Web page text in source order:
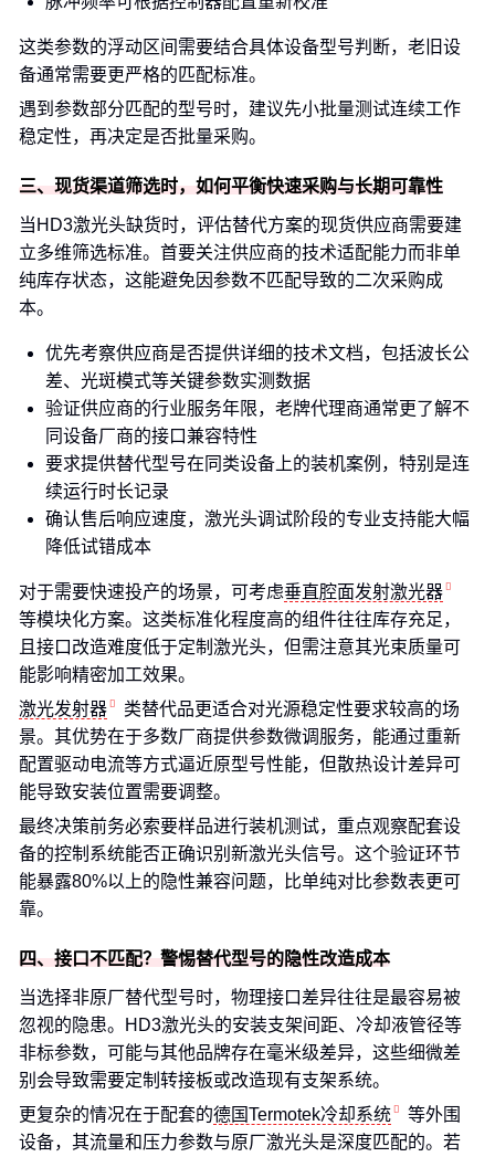
这类参数的浮动区间需要结合具体设备型号判断，老旧设
备通常需要更严格的匹配标准。
遇到参数部分匹配的型号时，建议先小批量测试连续工作
稳定性，再决定是否批量采购。
三、现货渠道筛选时，如何平衡快速采购与长期可靠性
当HD3激光头缺货时，评估替代方案的现货供应商需要建
立多维筛选标准。首要关注供应商的技术适配能力而非单
纯库存状态，这能避免因参数不匹配导致的二次采购成
本。
优先考察供应商是否提供详细的技术文档，包括波长公
差、光斑模式等关键参数实测数据
验证供应商的行业服务年限，老牌代理商通常更了解不
同设备厂商的接口兼容特性
要求提供替代型号在同类设备上的装机案例，特别是连
续运行时长记录
确认售后响应速度，激光头调试阶段的专业支持能大幅
降低试错成本
对于需要快速投产的场景，可考虑垂直腔面发射激光器
等模块化方案。这类标准化程度高的组件往往库存充足，
且接口改造难度低于定制激光头，但需注意其光束质量可
能影响精密加工效果。
激光发射器
类替代品更适合对光源稳定性要求较高的场
景。其优势在于多数厂商提供参数微调服务，能通过重新
配置驱动电流等方式逼近原型号性能，但散热设计差异可
能导致安装位置需要调整。
最终决策前务必索要样品进行装机测试，重点观察配套设
备的控制系统能否正确识别新激光头信号。这个验证环节
能暴露80%以上的隐性兼容问题，比单纯对比参数表更可
靠。
四、接口不匹配？警惕替代型号的隐性改造成本
当选择非原厂替代型号时，物理接口差异往往是最容易被
忽视的隐患。HD3激光头的安装支架间距、冷却液管径等
非标参数，可能与其他品牌存在毫米级差异，这些细微差
别会导致需要定制转接板或改造现有支架系统。
更复杂的情况在于配套的德国Termotek冷却系统
等外围
设备，其流量和压力参数与原厂激光头是深度匹配的。若